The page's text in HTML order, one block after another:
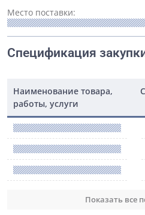
Место поставки:
Спецификация
Наименование товара,
работы, услуги
Показать все